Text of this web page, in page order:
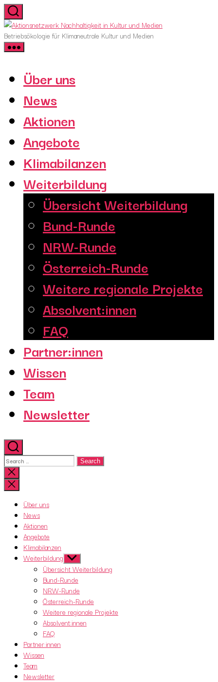
Skip
to
the
content
Betriebsökologie für Klimaneutrale Kultur und Medien
Über uns
News
Aktionen
Angebote
Klimabilanzen
Weiterbildung
Übersicht Weiterbildung
Bund-Runde
NRW-Runde
Österreich-Runde
Weitere regionale Projekte
Absolvent:innen
FAQ
Partner:innen
Wissen
Team
Newsletter
Search
for:Close
search
Über uns
News
Aktionen
Angebote
Klimabilanzen
Weiterbildung Show
sub
menu
Übersicht Weiterbildung
Bund-Runde
NRW-Runde
Österreich-Runde
Weitere regionale Projekte
Absolvent:innen
FAQ
Partner:innen
Wissen
Team
Newsletter